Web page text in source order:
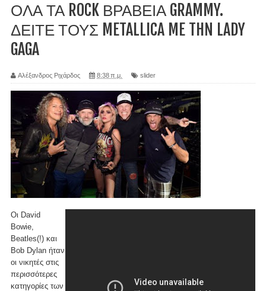
ΟΛΑ ΤΑ ROCK ΒΡΑΒΕΙΑ GRAMMY.
ΔΕΙΤΕ ΤΟΥΣ METALLICA ME THN LADY
GAGA
Αλέξανδρος Ριχάρδος 8:38 π.μ. slider
Oι David
Bowie,
Beatles(!) και
Bob Dylan ήταν
οι νικητές στις
περισσότερες
κατηγορίες των